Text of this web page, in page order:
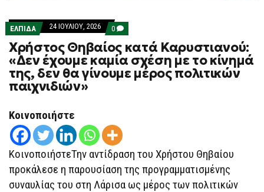
ΕΛΠΙΔΑ 24 ΙΟΥΛΊΟΥ, 2026 0 COMMENTS
ON
ΧΡΉΣΤΟΣ
ΘΗΒΑΊΟΣ
ΚΑΤΆ
ΚΑΡΥΣΤΙΑΝΟΎ:
«ΔΕΝ
ΤΟ
ΚΊΝΗΜΆ
ΤΗΣ,
ΔΕΝ
ΘΑ
ΓΊΝΟΥΜΕ
ΜΈΡΟΣ
ΠΟΛΙΤΙΚΏΝ
Χρήστος Θηβαίος κατά Καρυστιανού:
«Δεν έχουμε καμία σχέση με το κίνημά
της, δεν θα γίνουμε μέρος πολιτικών
παιχνιδιών»
Κοινοποιήστε
ΚοινοποιήστεΤην αντίδραση του Χρήστου Θηβαίου
προκάλεσε η παρουσίαση της προγραμματισμένης
συναυλίας του στη Λάρισα ως μέρος των πολιτικών